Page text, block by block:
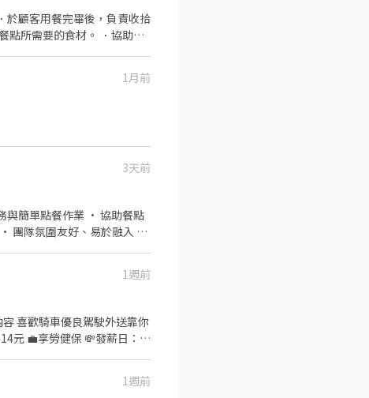
於顧客用餐完畢後，負責收拾
點所需要的食材。 ．協助測
1月前
3天前
1週前
1週前